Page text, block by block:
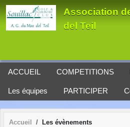
Association
del Teil
ACCUEIL COMPETITIONS
Les équipes PARTICIPER
Accueil Les évènements
Panneau de gestion des cookies